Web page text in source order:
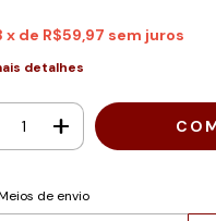
x de R$59,97 sem juros
detalhes
para o CEP:
de envio